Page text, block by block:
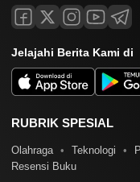
Jelajahi Berita Kami di
RUBRIK SPESIAL
Olahraga Teknologi
Resensi Buku